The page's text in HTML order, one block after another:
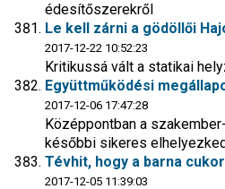
édesítőszerekről
Le kell zárni a gödöllői
2017-12-22 10:52:23
Kritikussá vált a statikai
Együttműködési
2017-12-06 17:47:28
Középpontban a
későbbi sikeres
Tévhit, hogy a barna
2017-12-05 11:39:03